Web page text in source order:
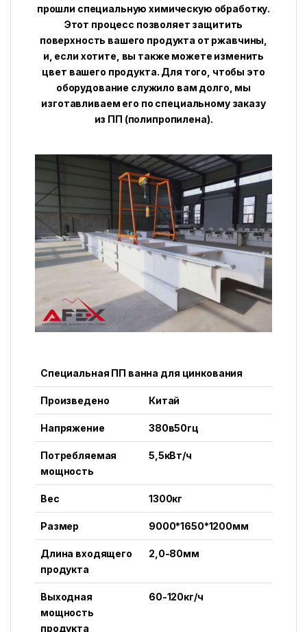
прошли специальную химическую обработку.
Этот процесс позволяет защитить
поверхность вашего продукта от ржавчины,
и, если хотите, вы также можете изменить
цвет вашего продукта. Для того, чтобы это
оборудование служило вам долго, мы
изготавливаем его по специальному заказу
из ПП (полипропилена).
Специальная ПП ванна для цинкования
Произведено Китай
Напряжение 380в50гц
Потребляемая
мощность
5,5кВт/ч
Вес 1300кг
Размер 9000*1650*1200мм
Длина входящего
продукта
2,0-80мм
Выходная
мощность
продукта
60-120кг/ч